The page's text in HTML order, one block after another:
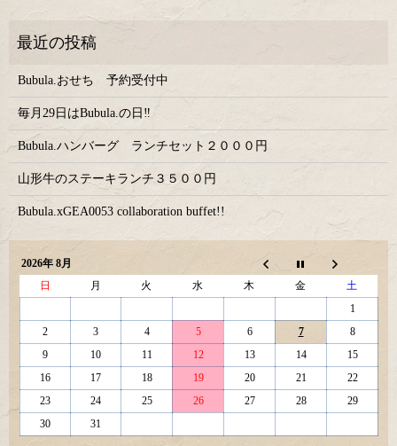
Bubula.おせち 予約受付中
毎月29日はBubula.の日‼
Bubula.ハンバーグ ランチセット２０００円
山形牛のステーキランチ３５００円
Bubula.xGEA0053 collaboration buffet!!
2026年 8月
日
月 火 水 木 金
土
1
2
3 4 5 6 7
8
9
10 11 12 13 14
15
16
17 18 19 20 21
22
23
24 25 26 27 28
29
30
31